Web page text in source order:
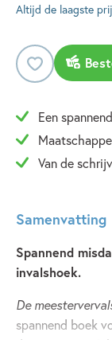
Altijd de laagste
Een
Van de
Samenvatting
Spannend
invalshoek.
De
spannend boek